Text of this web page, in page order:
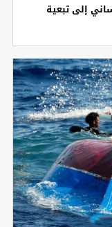
إلى تبعية